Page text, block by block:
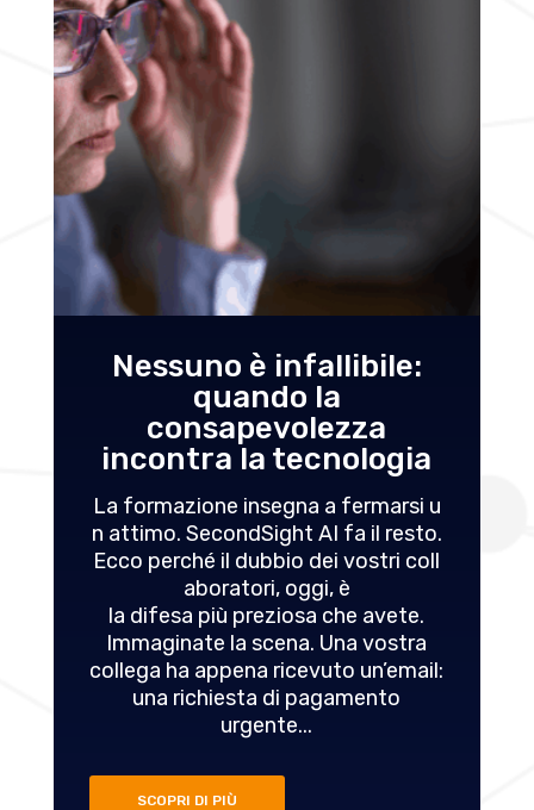
Nessuno è infallibile:
quando la
consapevolezza
incontra la tecnologia
La formazione insegna a fermarsi u
n attimo. SecondSight AI fa il resto.
Ecco perché il dubbio dei vostri coll
aboratori, oggi, è
la difesa più preziosa che avete.
Immaginate la scena. Una vostra
collega ha appena ricevuto un’email:
una richiesta di pagamento
urgente...
SCOPRI DI PIÙ